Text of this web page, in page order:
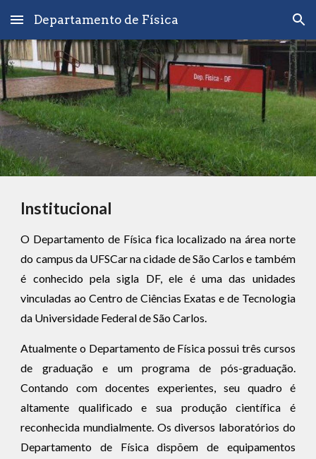
Skip to main content Skip to navigation
Departamento de Física
Institucional
O Departamento de Física fica localizado na área norte
do campus da UFSCar na cidade de São Carlos e também
é conhecido pela sigla DF, ele é uma das unidades
vinculadas ao Centro de Ciências Exatas e de Tecnologia
da Universidade Federal de São Carlos.
Atualmente o Departamento de Física possui três cursos
de graduação e um programa de pós-graduação.
Contando com docentes experientes, seu quadro é
altamente qualificado e sua produção científica é
reconhecida mundialmente. Os diversos laboratórios do
Departamento de Física dispõem de equipamentos